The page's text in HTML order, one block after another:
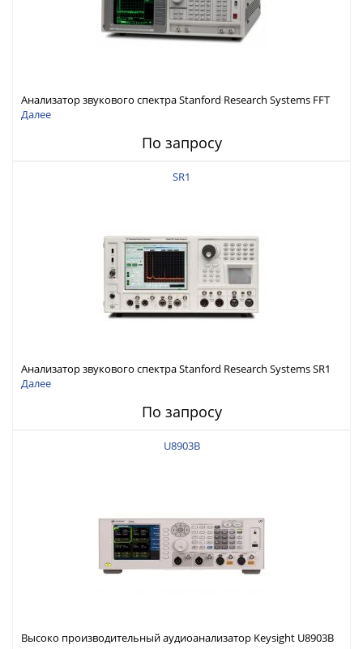
Анализатор звукового спектра Stanford Research Systems FFT
SR770
Далее
По запросу
SR1
Анализатор звукового спектра Stanford Research Systems SR1
Далее
По запросу
U8903B
Высоко производительный аудиоанализатор Keysight U8903B